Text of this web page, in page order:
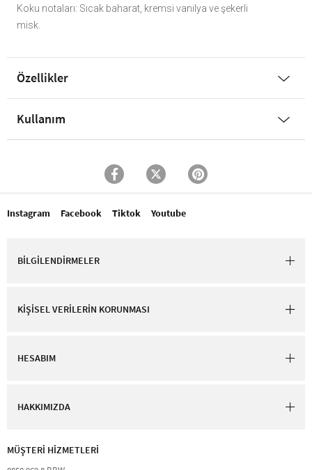
Koku notaları: Sıcak baharat, kremsi vanilya ve şekerli
misk.
Özellikler
Kullanım
Instagram Facebook Tiktok Youtube
BİLGİLENDİRMELER
KİŞİSEL VERİLERİN KORUNMASI
HESABIM
HAKKIMIZDA
MÜŞTERİ HİZMETLERİ​